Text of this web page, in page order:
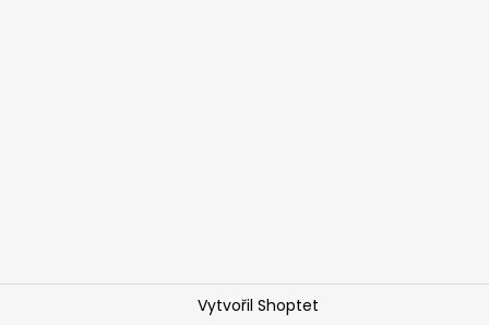
Vytvořil Shoptet